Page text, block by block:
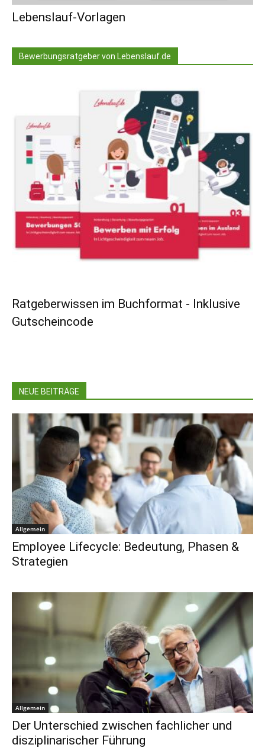
Lebenslauf-Vorlagen
Bewerbungsratgeber von Lebenslauf.de
Ratgeberwissen im Buchformat - Inklusive
Gutscheincode
NEUE BEITRÄGE
Allgemein
Employee Lifecycle: Bedeutung, Phasen &
Strategien
Allgemein
Der Unterschied zwischen fachlicher und
disziplinarischer Führung